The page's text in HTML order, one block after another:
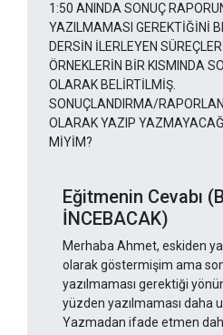
1:50 ANINDA SONUÇ
YAZILMAMASI GEREKTİĞİNİ
DERSİN İLERLEYEN
ÖRNEKLERİN BİR KISMINDA
OLARAK BELİRTİLMİŞ.
SONUÇLANDIRMA/
OLARAK YAZIP
MİYİM?
Eğitmenin Cevabı
İNCEBACAK)
Merhaba Ahmet, eskiden
olarak göstermişim ama
yazılmaması gerektiği
yüzden yazılmaması daha
Yazmadan ifade etmen